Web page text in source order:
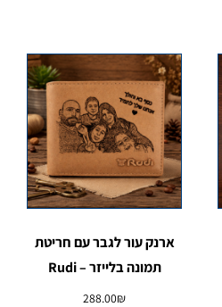
ארנק עור לגבר עם חריטת
תמונה בלייזר – Rudi
288.00₪